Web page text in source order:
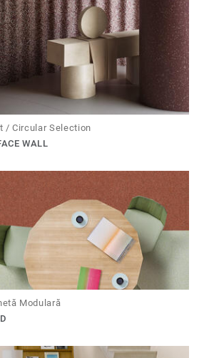
/ Circular Selection
WALL
Modulară